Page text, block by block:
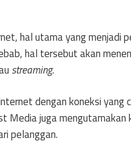
hal utama yang menjadi
hal tersebut akan
streaming.
dengan koneksi yang
Media juga
pelanggan.